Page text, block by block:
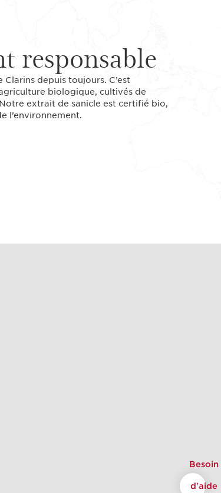
responsable
Clarins depuis toujours. C’est
biologique, cultivés de
extrait de sanicle est certifié bio,
l’environnement.
Besoin
d'aide